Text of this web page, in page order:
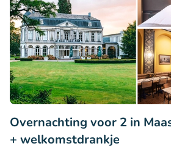
Overnachting voor 2 in
+ welkomstdrankje